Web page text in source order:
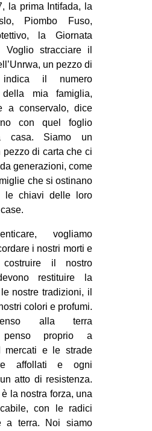
la prima Intifada, la
Piombo Fuso,
la Giornata
stracciare il
un pezzo di
il numero
della mia famiglia,
a conservalo, dice
con quel foglio
casa. Siamo un
pezzo di carta che ci
generazioni, come
che si ostinano
le chiavi delle loro
vogliamo
i nostri morti e
costruire il nostro
restituire la
nostre tradizioni, il
colori e profumi.
alla terra
penso proprio a
mercati e le strade
affollati e ogni
atto di resistenza.
la nostra forza, una
con le radici
a terra. Noi siamo